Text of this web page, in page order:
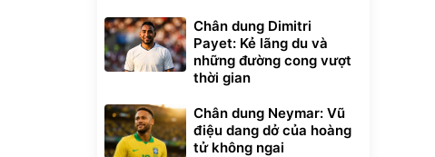
Chân dung Dimitri
Payet: Kẻ lãng du và
những đường cong vượt
thời gian
Chân dung Neymar: Vũ
điệu dang dở của hoàng
tử không ngai